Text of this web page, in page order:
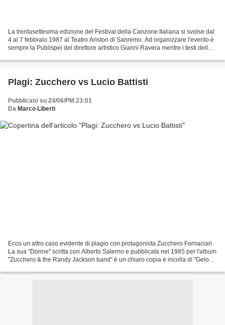
La trentasettesima edizione del Festival della Canzone Italiana si svolse dal
4 al 7 febbraio 1987 al Teatro Ariston di Sanremo. Ad organizzare l'evento è
sempre la Publispei del direttore artistico Gianni Ravera mentre i testi dello
Plagi: Zucchero vs Lucio Battisti
Pubblicato su 24/06/PM 23:01
Da Marco Liberti
Ecco un altro caso evidente di plagio con protagonista Zucchero Fornaciari.
La sua "Donne" scritta con Alberto Salerno e pubblicata nel 1985 per l'album
"Zucchero & the Randy Jackson band" è un chiaro copia e incolla di "Gelosa